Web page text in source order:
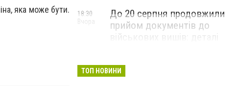
яка може бути.
До 20 серпня продовжили
прийом документів до
військових вишів: деталі
18:30
Вчора
ТОП НОВИНИ